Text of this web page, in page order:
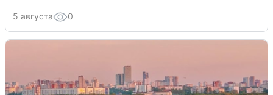
5 августа 0